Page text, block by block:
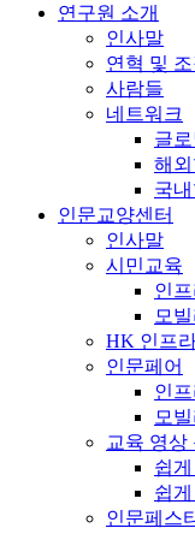
연구원 소개
인사말
연혁 및 조
사람들
네트워크
글
해
국
인문교양센터
인사말
시민교육
인
모
HK 인프
인문페어
인
모
교육 영상
쉽
쉽
인문페스